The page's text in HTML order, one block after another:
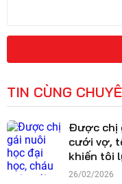
TIN CÙNG
Được chị
cưới vợ,
khiến tôi
26/02/2026